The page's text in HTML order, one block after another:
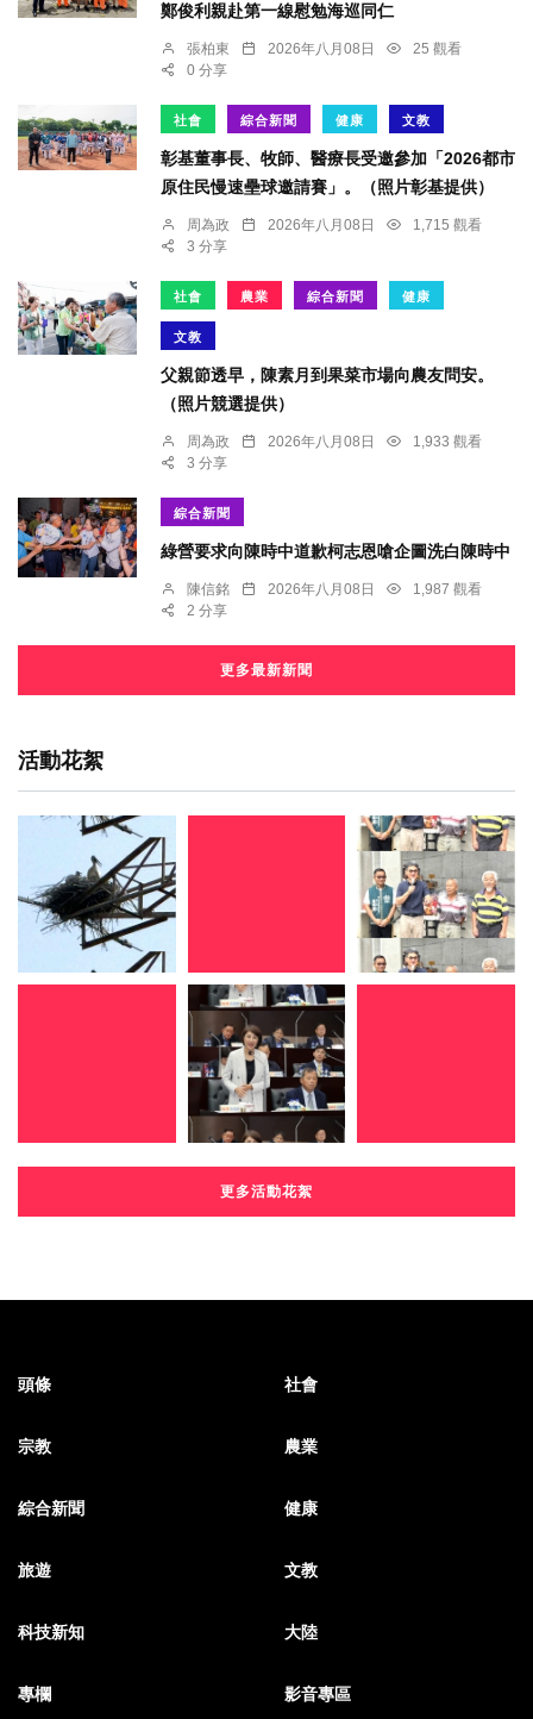
鄭俊利親赴第一線慰勉海巡同仁
張柏東 2026年八月08日
25 觀看
0 分享
社會 綜合新聞 健康 文教
彰基董事長、牧師、醫療長受邀參加「2026都市
原住民慢速壘球邀請賽」。（照片彰基提供）
周為政 2026年八月08日
1,715 觀看
3 分享
社會 農業 綜合新聞 健康
文教
父親節透早，陳素月到果菜市場向農友問安。
（照片競選提供）
周為政 2026年八月08日
1,933 觀看
3 分享
綜合新聞
綠營要求向陳時中道歉柯志恩嗆企圖洗白陳時中
陳信銘 2026年八月08日
1,987 觀看
2 分享
更多最新新聞
活動花絮
更多活動花絮
頭條 社會
宗教 農業
綜合新聞 健康
旅遊 文教
科技新知 大陸
專欄 影音專區